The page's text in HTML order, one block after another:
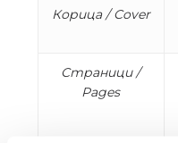
Корица / Cover
Страници /
Pages